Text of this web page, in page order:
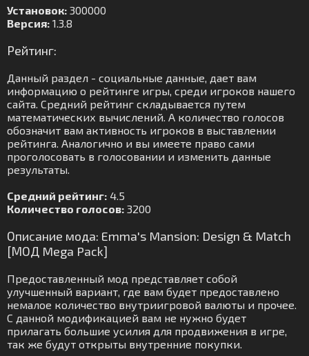
Установок: 300000
Версия: 1.3.8
Рейтинг:
Данный раздел - социальные данные, дает вам
информацию о рейтинге игры, среди игроков нашего
сайта. Средний рейтинг складывается путем
математических вычислений. А количество голосов
обозначит вам активность игроков в выставлении
рейтинга. Аналогично и вы имеете право сами
проголосовать в голосовании и изменить данные
результаты.
Средний рейтинг: 4.5
Количество голосов: 3200
Описание мода: Emma's Mansion: Design & Match
[МОД Mega Pack]
Предоставленный мод представляет собой
улучшенный вариант, где вам будет предоставлено
немалое количество внутриигровой валюты и прочее.
С данной модификацией вам не нужно будет
прилагать большие усилия для продвижения в игре,
так же будут открыты внутренние покупки.